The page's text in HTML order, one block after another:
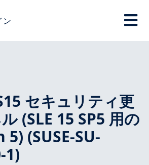
ン
セキュリティ更
(SLE 15 SP5 用の
(SUSE-SU-
1)